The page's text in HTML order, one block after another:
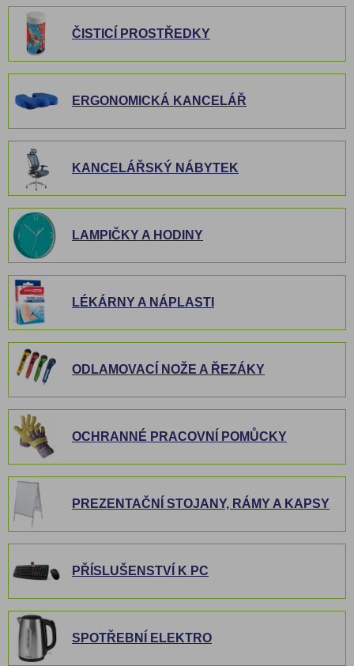
ČISTICÍ PROSTŘEDKY
ERGONOMICKÁ KANCELÁŘ
KANCELÁŘSKÝ NÁBYTEK
LAMPIČKY A HODINY
LÉKÁRNY A NÁPLASTI
ODLAMOVACÍ NOŽE A ŘEZÁKY
OCHRANNÉ PRACOVNÍ POMŮCKY
PREZENTAČNÍ STOJANY, RÁMY A KAPSY
PŘÍSLUŠENSTVÍ K PC
SPOTŘEBNÍ ELEKTRO